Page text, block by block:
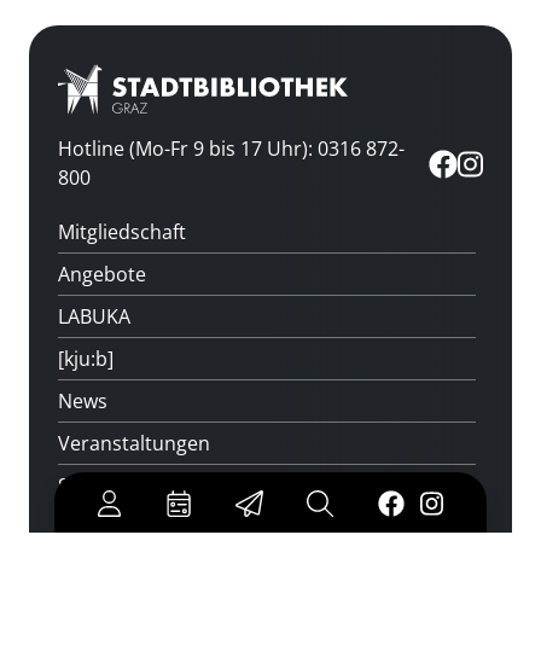
Hotline (Mo-Fr 9 bis 17 Uhr): 0316 872-
800
Mitgliedschaft
Angebote
LABUKA
[kju:b]
News
Veranstaltungen
Standorte